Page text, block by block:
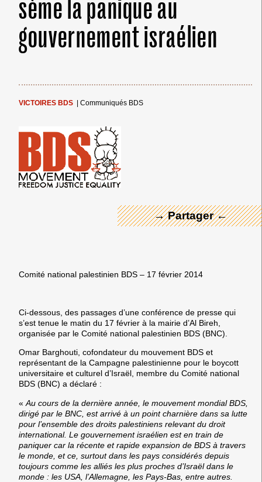
sème la panique au
gouvernement israélien
VICTOIRES BDS Communiqués BDS
→ Partager ←
Comité national palestinien BDS – 17 février 2014
Ci-dessous, des passages d’une conférence de presse qui
s’est tenue le matin du 17 février à la mairie d’Al Bireh,
organisée par le Comité national palestinien BDS (BNC).
Omar Barghouti, cofondateur du mouvement BDS et
représentant de la Campagne palestinienne pour le boycott
universitaire et culturel d’Israël, membre du Comité national
BDS (BNC) a déclaré :
« Au cours de la dernière année, le mouvement mondial BDS,
dirigé par le BNC, est arrivé à un point charnière dans sa lutte
pour l’ensemble des droits palestiniens relevant du droit
international. Le gouvernement israélien est en train de
paniquer car la récente et rapide expansion de BDS à travers
le monde, et ce, surtout dans les pays considérés depuis
toujours comme les alliés les plus proches d’Israël dans le
monde : les USA, l’Allemagne, les Pays-Bas, entre autres.